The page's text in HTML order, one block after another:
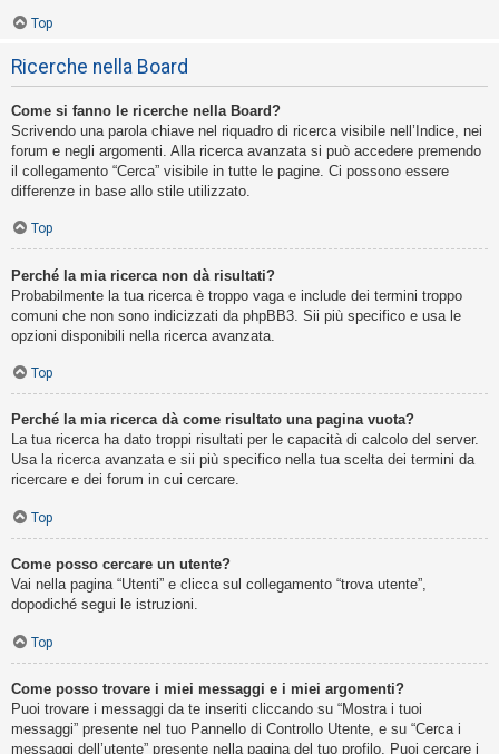
Top
Ricerche nella Board
Come si fanno le ricerche nella Board?
Scrivendo una parola chiave nel riquadro di ricerca visibile nell’Indice, nei
forum e negli argomenti. Alla ricerca avanzata si può accedere premendo
il collegamento “Cerca” visibile in tutte le pagine. Ci possono essere
differenze in base allo stile utilizzato.
Top
Perché la mia ricerca non dà risultati?
Probabilmente la tua ricerca è troppo vaga e include dei termini troppo
comuni che non sono indicizzati da phpBB3. Sii più specifico e usa le
opzioni disponibili nella ricerca avanzata.
Top
Perché la mia ricerca dà come risultato una pagina vuota?
La tua ricerca ha dato troppi risultati per le capacità di calcolo del server.
Usa la ricerca avanzata e sii più specifico nella tua scelta dei termini da
ricercare e dei forum in cui cercare.
Top
Come posso cercare un utente?
Vai nella pagina “Utenti” e clicca sul collegamento “trova utente”,
dopodiché segui le istruzioni.
Top
Come posso trovare i miei messaggi e i miei argomenti?
Puoi trovare i messaggi da te inseriti cliccando su “Mostra i tuoi
messaggi” presente nel tuo Pannello di Controllo Utente, e su “Cerca i
messaggi dell’utente” presente nella pagina del tuo profilo. Puoi cercare i